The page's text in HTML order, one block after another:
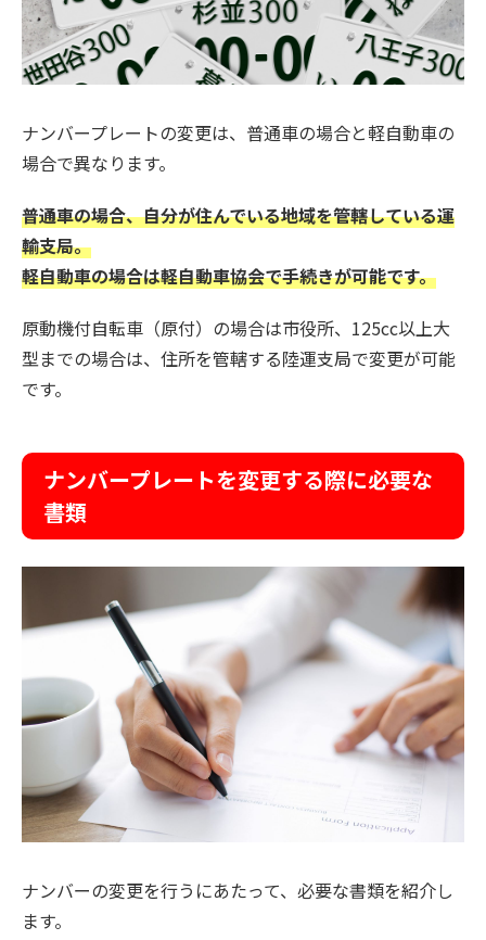
ナンバープレートの変更は、普通車の場合と軽自動車の
場合で異なります。
普通車の場合、自分が住んでいる地域を管轄している運
輸支局。
軽自動車の場合は軽自動車協会で手続きが可能です。
原動機付自転車（原付）の場合は市役所、125cc以上大
型までの場合は、住所を管轄する陸運支局で変更が可能
です。
ナンバープレートを変更する際に必要な
書類
ナンバーの変更を行うにあたって、必要な書類を紹介し
ます。